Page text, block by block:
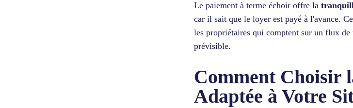
Le paiement à terme échoir offre la
car il sait que le loyer est payé à l'avance.
les propriétaires qui comptent sur un flux de
prévisible.
Comment Choisir
Adaptée à Votre